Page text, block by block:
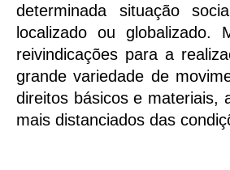
determinada situação
localizado ou
reivindicações para a
grande variedade de
direitos básicos e materiais,
mais distanciados das